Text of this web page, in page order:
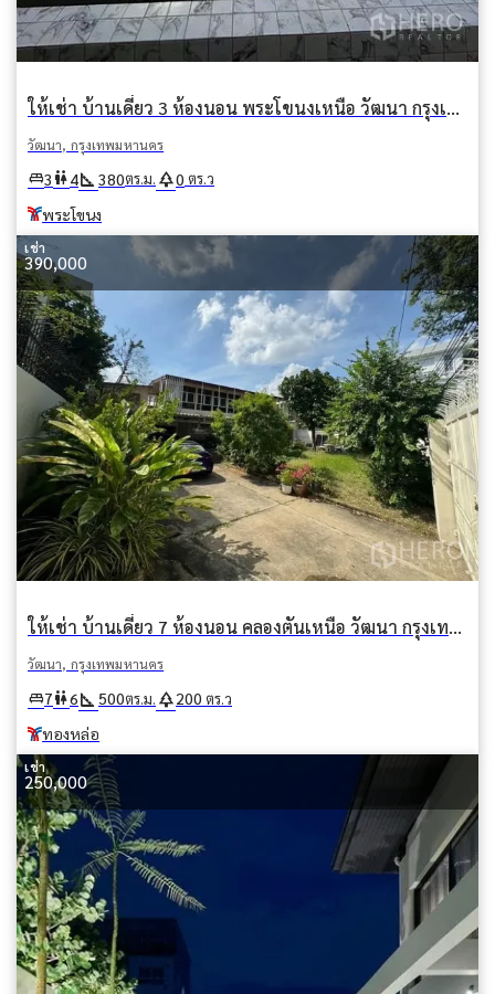
ให้เช่า บ้านเดี่ยว 3 ห้องนอน พระโขนงเหนือ วัฒนา กรุงเทพมหานคร BTS พระโขนง
วัฒนา, กรุงเทพมหานคร
king_bed3 wc4square_foot 380ตร.ม. park0 ตร.ว
พระโขนง
เช่า
390,000
ให้เช่า บ้านเดี่ยว 7 ห้องนอน คลองตันเหนือ วัฒนา กรุงเทพมหานคร BTS ทองหล่อ
วัฒนา, กรุงเทพมหานคร
king_bed7wc6square_foot 500ตร.ม. park200 ตร.ว
ทองหล่อ
เช่า
250,000